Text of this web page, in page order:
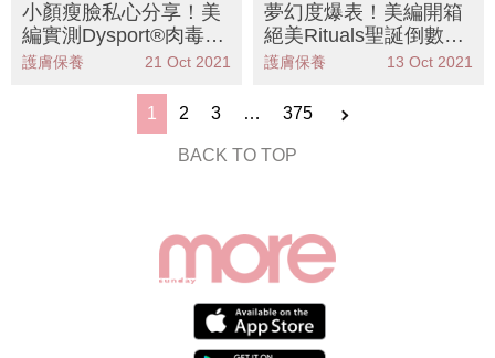
小顏瘦臉私心分享！美
編實測Dysport®肉毒桿
菌瘦面針，踢走包包
護膚保養 21 Oct 2021
夢幻度爆表！美編開箱
絕美Rituals聖誕倒數月
曆，以24款驚喜率先感
護膚保養 13 Oct 2021
1 2 3 … 375
BACK TO TOP